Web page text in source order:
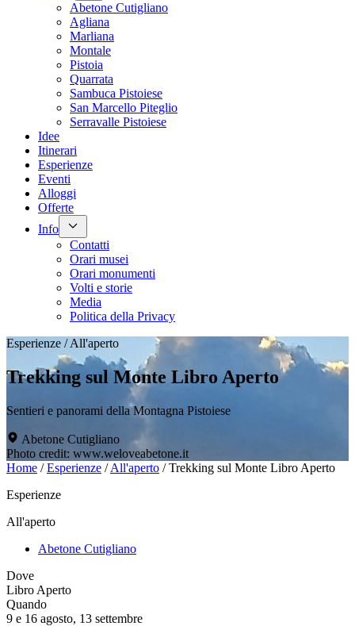
Abetone Cutigliano
Agliana
Marliana
Montale
Pistoia
Quarrata
Sambuca Pistoiese
San Marcello Piteglio
Serravalle Pistoiese
Idee
Itinerari
Esperienze
Eventi
Alloggi
Offerte
Info
Contatti
Orari musei
Orari monumenti
Volti e storie
Media
Politica della Privacy
Esperienze / All'aperto
Trekking sul Monte Libro Aperto
Sentieri e panorami della Montagna Pistoiese
Abetone Cutigliano
Photo credit: www.weloveabetone.it
Home /Esperienze /All'aperto /Trekking sul Monte Libro Aperto
Esperienze
All'aperto
Abetone Cutigliano
Dove
Libro Aperto
Quando
9 e 16 agosto, 13 settembre